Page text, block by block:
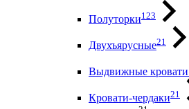
Полуторки123
Двухъярусные21
Выдвижные кровати
Кровати-чердаки21